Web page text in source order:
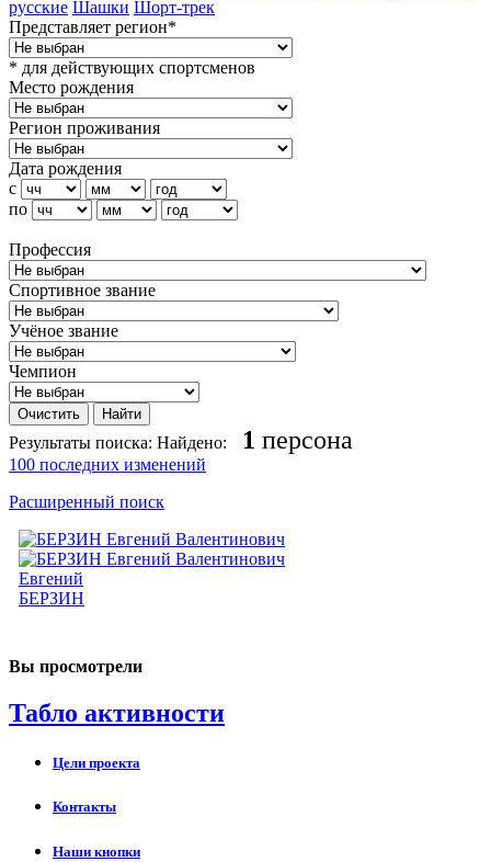
русские Шашки Шорт-трек
Представляет регион*
* для действующих спортсменов
Место рождения
Регион проживания
Дата рождения
с
по
Профессия
Спортивное звание
Учёное звание
Чемпион
Результаты поиска: Найдено: 1 персона
100 последних изменений
Расширенный поиск
Евгений
БЕРЗИН
Вы просмотрели
Табло активности
Цели проекта
Контакты
Наши кнопки